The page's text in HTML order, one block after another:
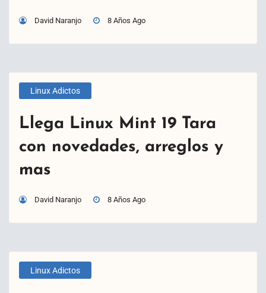
David Naranjo 8 Años Ago
Linux Adictos
Llega Linux Mint 19 Tara
con novedades, arreglos y
mas
David Naranjo 8 Años Ago
Linux Adictos